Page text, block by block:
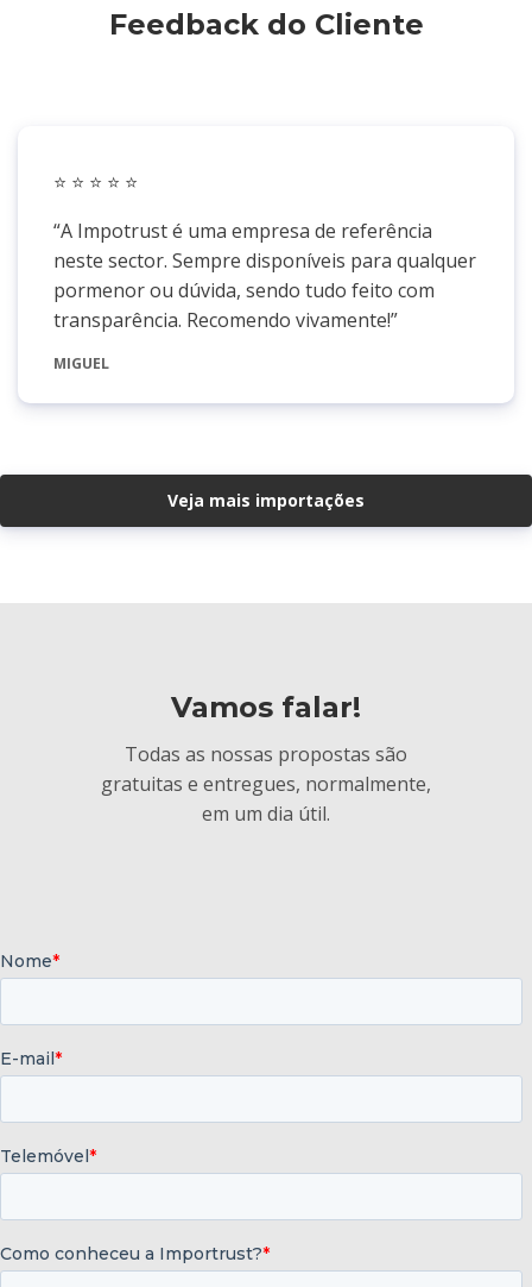
Feedback do Cliente
⭐️ ⭐️ ⭐️ ⭐️ ⭐️
“A Impotrust é uma empresa de referência
neste sector. Sempre disponíveis para qualquer
pormenor ou dúvida, sendo tudo feito com
transparência. Recomendo vivamente!”
MIGUEL
Veja mais importações
Vamos falar!
Todas as nossas propostas são
gratuitas e entregues, normalmente,
em um dia útil.